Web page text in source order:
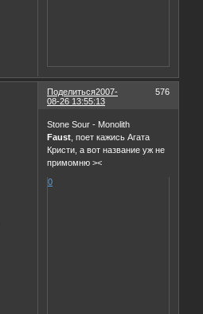
Поделиться 576
2007-
08-26 13:55:13
Stone Sour - Monolith
Faust , поет кажись Агата
Кристи, а вот название уж не
примомню ><
0